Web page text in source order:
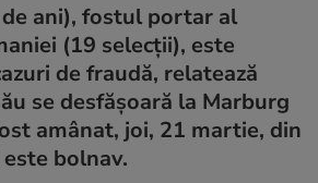
ani), fostul portar al
(19 selecții), este
de fraudă, relatează
se desfășoară la Marburg
amânat, joi, 21 martie, din
bolnav.